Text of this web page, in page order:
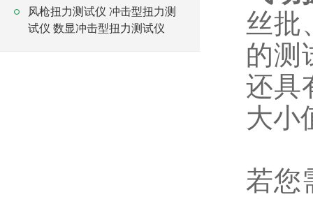
风枪扭力测试仪 冲击型扭力测
试仪 数显冲击型扭力测试仪
丝批
的测
还具
大小
若您